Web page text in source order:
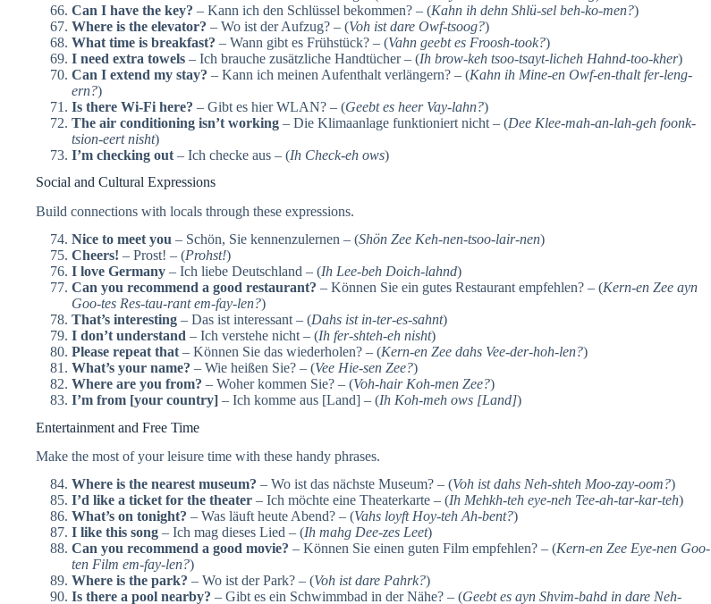
Can I have the key? – Kann ich den Schlüssel bekommen? – (Kahn ih dehn Shlü-sel beh-ko-men?)
Where is the elevator? – Wo ist der Aufzug? – (Voh ist dare Owf-tsoog?)
What time is breakfast? – Wann gibt es Frühstück? – (Vahn geebt es Froosh-took?)
I need extra towels – Ich brauche zusätzliche Handtücher – (Ih brow-keh tsoo-tsayt-licheh Hahnd-too-kher)
Can I extend my stay? – Kann ich meinen Aufenthalt verlängern? – (Kahn ih Mine-en Owf-en-thalt fer-leng-
ern?)
Is there Wi-Fi here? – Gibt es hier WLAN? – (Geebt es heer Vay-lahn?)
The air conditioning isn’t working – Die Klimaanlage funktioniert nicht – (Dee Klee-mah-an-lah-geh foonk-
tsion-eert nisht)
I’m checking out – Ich checke aus – (Ih Check-eh ows)
Social and Cultural Expressions
Build connections with locals through these expressions.
Nice to meet you – Schön, Sie kennenzulernen – (Shön Zee Keh-nen-tsoo-lair-nen)
Cheers! – Prost! – (Prohst!)
I love Germany – Ich liebe Deutschland – (Ih Lee-beh Doich-lahnd)
Can you recommend a good restaurant? – Können Sie ein gutes Restaurant empfehlen? – (Kern-en Zee ayn
Goo-tes Res-tau-rant em-fay-len?)
That’s interesting – Das ist interessant – (Dahs ist in-ter-es-sahnt)
I don’t understand – Ich verstehe nicht – (Ih fer-shteh-eh nisht)
Please repeat that – Können Sie das wiederholen? – (Kern-en Zee dahs Vee-der-hoh-len?)
What’s your name? – Wie heißen Sie? – (Vee Hie-sen Zee?)
Where are you from? – Woher kommen Sie? – (Voh-hair Koh-men Zee?)
I’m from [your country] – Ich komme aus [Land] – (Ih Koh-meh ows [Land])
Entertainment and Free Time
Make the most of your leisure time with these handy phrases.
Where is the nearest museum? – Wo ist das nächste Museum? – (Voh ist dahs Neh-shteh Moo-zay-oom?)
I’d like a ticket for the theater – Ich möchte eine Theaterkarte – (Ih Mehkh-teh eye-neh Tee-ah-tar-kar-teh)
What’s on tonight? – Was läuft heute Abend? – (Vahs loyft Hoy-teh Ah-bent?)
I like this song – Ich mag dieses Lied – (Ih mahg Dee-zes Leet)
Can you recommend a good movie? – Können Sie einen guten Film empfehlen? – (Kern-en Zee Eye-nen Goo-
ten Film em-fay-len?)
Where is the park? – Wo ist der Park? – (Voh ist dare Pahrk?)
Is there a pool nearby? – Gibt es ein Schwimmbad in der Nähe? – (Geebt es ayn Shvim-bahd in dare Neh-